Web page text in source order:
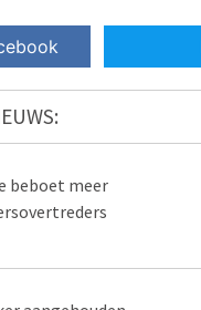
beboet meer